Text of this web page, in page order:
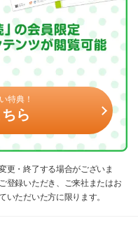
特典！
ら
更・終了する場合がございま
登録いただき、ご来社またはお
いただいた方に限ります。